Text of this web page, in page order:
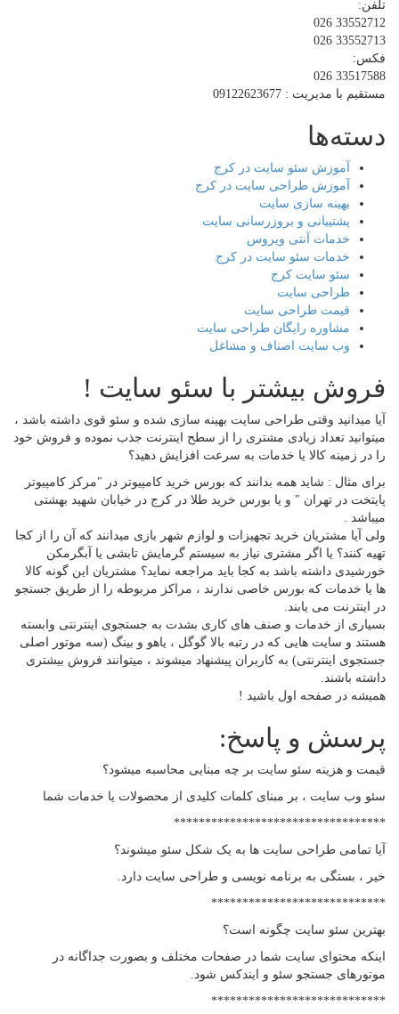
تلفن:
33552712 026
33552713 026
فکس:
33517588 026
مستقیم با مدیریت : 09122623677
دسته‌ها
آموزش سئو سایت در کرج
آموزش طراحی سایت در کرج
بهینه سازی سایت
پشتیبانی و بروزرسانی سایت
خدمات آنتی ویروس
خدمات سئو سایت در کرج
سئو سایت کرج
طراحی سایت
قیمت طراحی سایت
مشاوره رایگان طراحی سایت
وب سایت اصناف و مشاغل
فروش بیشتر با سئو سایت !
آیا میدانید وقتی طراحی سایت بهینه سازی شده و سئو قوی داشته باشد ،
میتوانید تعداد زیادی مشتری را از سطح اینترنت جذب نموده و فروش خود
را در زمینه کالا یا خدمات به سرعت افزایش دهید؟
برای مثال : شاید همه بدانند که بورس خرید کامپیوتر در "مرکز کامپیوتر
پایتخت در تهران " و یا بورس خرید طلا در کرج در خیابان شهید بهشتی
میباشد .
ولی آیا مشتریان خرید تجهیزات و لوازم شهر بازی میدانند که آن را از کجا
تهیه کنند؟ یا اگر مشتری نیاز به سیستم گرمایش تابشی یا آبگرمکن
خورشیدی داشته باشد به کجا باید مراجعه نماید؟ مشتریان این گونه کالا
ها یا خدمات که بورس خاصی ندارند ، مراکز مربوطه را از طریق جستجو
در اینترنت می یابند.
بسیاری از خدمات و صنف های کاری بشدت به جستجوی اینترنتی وابسته
هستند و سایت هایی که در رتبه بالا گوگل ، یاهو و بینگ (سه موتور اصلی
جستجوی اینترنتی) به کاربران پیشنهاد میشوند ، میتوانند فروش بیشتری
داشته باشند.
همیشه در صفحه اول باشید !
پرسش و پاسخ:
قیمت و هزینه سئو سایت بر چه مبنایی محاسبه میشود؟
سئو وب سایت ، بر مبنای کلمات کلیدی از محصولات یا خدمات شما
**********************************
آیا تمامی طراحی سایت ها به یک شکل سئو میشوند؟
خیر ، بستگی به برنامه نویسی و طراحی سایت دارد.
****************************
بهترین سئو سایت چگونه است؟
اینکه محتوای سایت شما در صفحات مختلف و بصورت جداگانه در
موتورهای جستجو سئو و ایندکس شود.
****************************